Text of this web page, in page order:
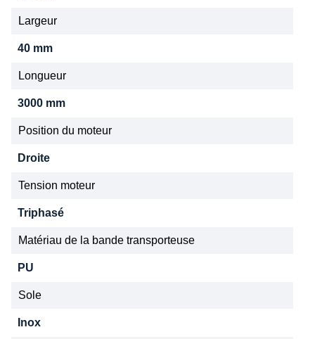
Largeur
40 mm
Longueur
3000 mm
Position du moteur
Droite
Tension moteur
Triphasé
Matériau de la bande transporteuse
PU
Sole
Inox